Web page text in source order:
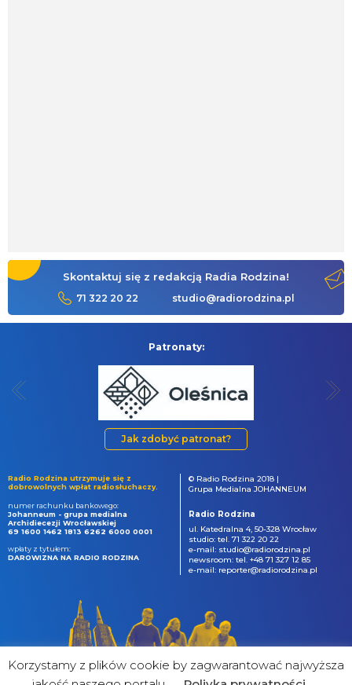
Skontaktuj się z redakcją Radia Rodzina!
71 322 20 22 studio@radiorodzina.pl
Patronaty:
Jak zdobyć patronat?
Radio Rodzina utrzymuje się z
dobrowolnych wpłat radiosłuchaczy.
numer rachunku bankowego:
Johanneum - grupa medialna
Archidiecezji Wrocławskiej
69 1600 1462 1813 6262 6000 0001
wpłaty z tytułem:
DAROWIZNA NA RADIO RODZINA
© Radio Rodzina 2018 |
Grupa Medialna JOHANNEUM
Radio Rodzina
ul. Katedralna 4, 50-328 Wrocław
studio: tel. 71 322 20 22
e-mail: studio@radiorodzina.pl
newsroom: tel. +48 71 327 12 85
e-mail: reporter@radiorodzina.pl
Korzystamy z plików cookie by zagwarantować najwyższa